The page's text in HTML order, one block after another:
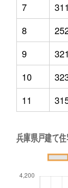
7
311
8
9
321
10
11